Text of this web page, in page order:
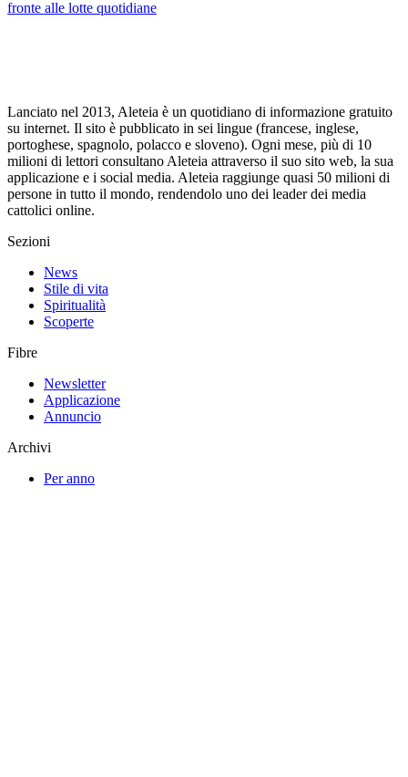
fronte alle lotte quotidiane
Lanciato nel 2013, Aleteia è un quotidiano di informazione gratuito
su internet. Il sito è pubblicato in sei lingue (francese, inglese,
portoghese, spagnolo, polacco e sloveno). Ogni mese, più di 10
milioni di lettori consultano Aleteia attraverso il suo sito web, la sua
applicazione e i social media. Aleteia raggiunge quasi 50 milioni di
persone in tutto il mondo, rendendolo uno dei leader dei media
cattolici online.
Sezioni
News
Stile di vita
Spiritualità
Scoperte
Fibre
Newsletter
Applicazione
Annuncio
Archivi
Per anno